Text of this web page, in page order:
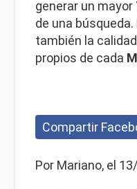
generar un mayor
de una
también la
propios de cada
Compartir
Por Mariano, el